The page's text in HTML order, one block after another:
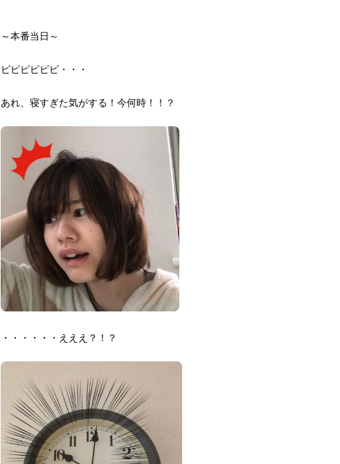
～本番当日～
ピピピピピピ・・・
あれ、寝すぎた気がする！今何時！！？
・・・・・・えええ？！？